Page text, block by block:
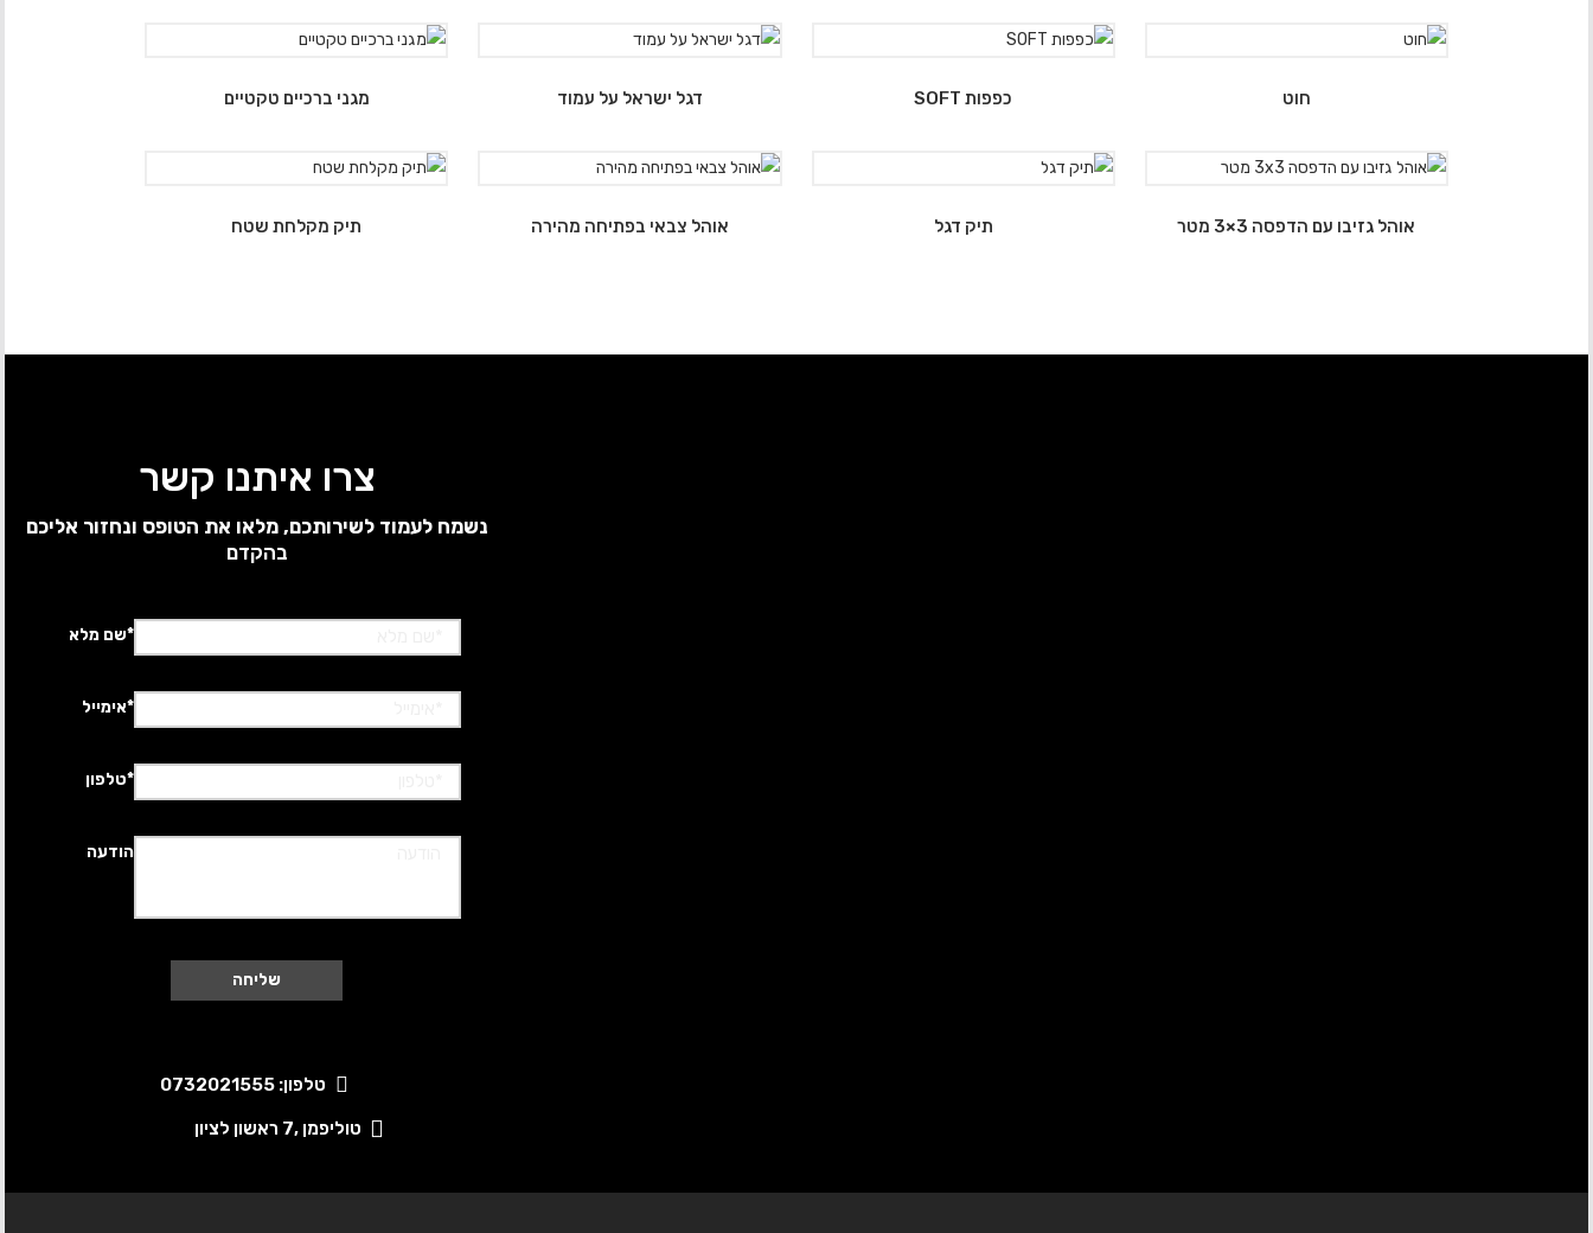
חוט כפפות SOFT דגל ישראל על עמוד מגני ברכיים טקטיים
אוהל גזיבו עם הדפסה 3×3 מטר תיק דגל אוהל צבאי בפתיחה מהירה תיק מקלחת שטח
צרו איתנו קשר
נשמח לעמוד לשירותכם, מלאו את הטופס ונחזור אליכם
בהקדם
*שם מלא
*אימייל
*טלפון
הודעה
טלפון: 0732021555
טוליפמן ,7 ראשון לציון